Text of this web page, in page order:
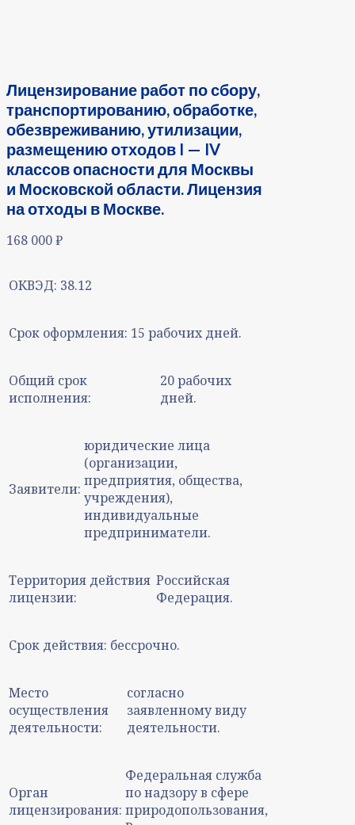
Лицензирование работ по сбору,
транспортированию, обработке,
обезвреживанию, утилизации,
размещению отходов I — IV
классов опасности для Москвы
и Московской области. Лицензия
на отходы в Москве.
168 000₽
ОКВЭД: 38.12
Срок оформления: 15 рабочих дней.
Общий срок
исполнения:
20 рабочих
дней.
Заявители:
юридические лица
(организации,
предприятия, общества,
учреждения),
индивидуальные
предприниматели.
Территория действия
лицензии:
Российская
Федерация.
Срок действия: бессрочно.
Место
осуществления
деятельности:
согласно
заявленному виду
деятельности.
Орган
лицензирования:
Федеральная служба
по надзору в сфере
природопользования,